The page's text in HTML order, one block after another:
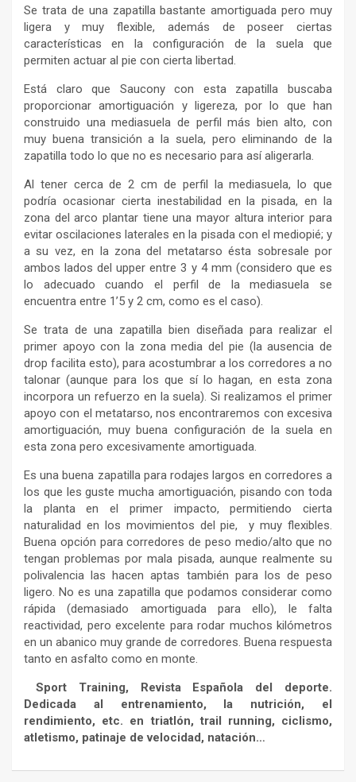
Se trata de una zapatilla bastante amortiguada pero muy
ligera y muy flexible, además de poseer ciertas
características en la configuración de la suela que
permiten actuar al pie con cierta libertad.
Está claro que Saucony con esta zapatilla buscaba
proporcionar amortiguación y ligereza, por lo que han
construido una mediasuela de perfil más bien alto, con
muy buena transición a la suela, pero eliminando de la
zapatilla todo lo que no es necesario para así aligerarla.
Al tener cerca de 2 cm de perfil la mediasuela, lo que
podría ocasionar cierta inestabilidad en la pisada, en la
zona del arco plantar tiene una mayor altura interior para
evitar oscilaciones laterales en la pisada con el mediopié; y
a su vez, en la zona del metatarso ésta sobresale por
ambos lados del upper entre 3 y 4 mm (considero que es
lo adecuado cuando el perfil de la mediasuela se
encuentra entre 1’5 y 2 cm, como es el caso).
Se trata de una zapatilla bien diseñada para realizar el
primer apoyo con la zona media del pie (la ausencia de
drop facilita esto), para acostumbrar a los corredores a no
talonar (aunque para los que sí lo hagan, en esta zona
incorpora un refuerzo en la suela). Si realizamos el primer
apoyo con el metatarso, nos encontraremos con excesiva
amortiguación, muy buena configuración de la suela en
esta zona pero excesivamente amortiguada.
Es una buena zapatilla para rodajes largos en corredores a
los que les guste mucha amortiguación, pisando con toda
la planta en el primer impacto, permitiendo cierta
naturalidad en los movimientos del pie, y muy flexibles.
Buena opción para corredores de peso medio/alto que no
tengan problemas por mala pisada, aunque realmente su
polivalencia las hacen aptas también para los de peso
ligero. No es una zapatilla que podamos considerar como
rápida (demasiado amortiguada para ello), le falta
reactividad, pero excelente para rodar muchos kilómetros
en un abanico muy grande de corredores. Buena respuesta
tanto en asfalto como en monte.
Sport Training, Revista Española del deporte.
Dedicada al entrenamiento, la nutrición, el
rendimiento, etc. en triatlón, trail running, ciclismo,
atletismo, patinaje de velocidad, natación…